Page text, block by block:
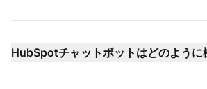
HubSpotチャットボットはどのように